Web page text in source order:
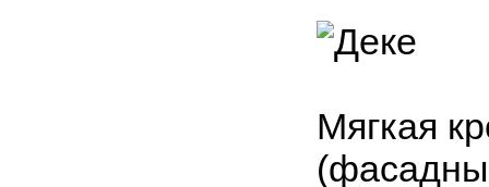
Мягкая